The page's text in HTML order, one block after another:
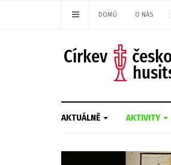
DOMŮ O NÁS
AKTUÁLNĚ AKTIVITY